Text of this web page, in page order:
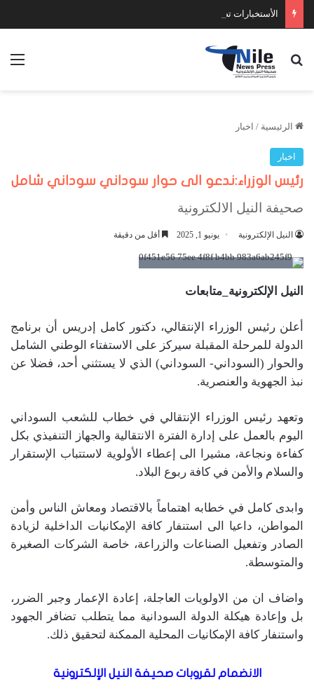
الأستخبارات تضبط عدد كبير من السلاح والمخدرات
بحث عن
الرئيسية / اخبار
اخبار
رئيس الوزراء:ندعو الى حوار سوداني سوداني شامل
صحيفة النيل الالكترونية
النيل الإلكترونية يونيو 1, 2025 أقل من دقيقة
النيل الإلكترونية_متابعات
أعلن رئيس الوزراء الإنتقالي، دكتور كامل إدريس أن برنامج
الدولة للمرحلة المقبلة سيركز على الاستفتاء الوطني الشامل
والحوار (السوداني- السوداني) الذي لا يستثني أحد، فضلا عن
نبذ الجهوية والعنصرية.
وتعهد رئيس الوزراء الإنتقالي في خطاب للشعب السوداني
اليوم بالعمل على إدارة الفترة الانتقالية والجهاز التنفيذي بكل
كفاءة ونجاعة، مشيرا الى إعطاء الأولوية لاستتباب الإستقرار
والسلام والأمن في كافة ربوع البلاد.
وابدى كامل في خطابه اهتماماً بالاقتصاد ومعاش الناس وأمن
المواطن، داعيا الى استنفار كافة الإمكانيات الداخلية لزيادة
الصادر وتفعيل الصناعات والزراعة، خاصة الشركات الصغيرة
والمتوسطة.
واضاف ان من الاولويات العاجلة، إعادة الإعمار وجبر الضرر،
بل وإعادة هيكلة الدولة السودانية مما يتطلب تضافر الجهود
واستنفار كافة الإمكانيات المحلية الممكنة لتحقيق ذلك.
الانضمام لقروبات صحيفة النيل الإلكترونية